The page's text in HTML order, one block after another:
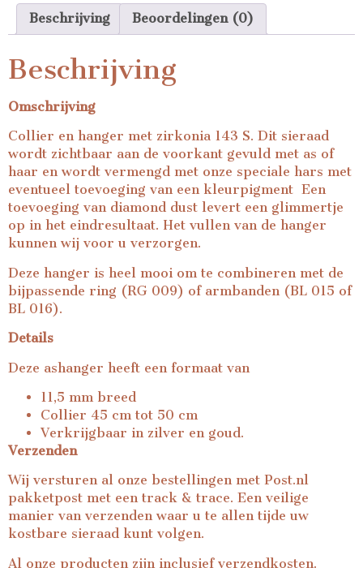
Beschrijving Beoordelingen (0)
Beschrijving
Omschrijving
Collier en hanger met zirkonia 143 S. Dit sieraad
wordt zichtbaar aan de voorkant gevuld met as of
haar en wordt vermengd met onze speciale hars met
eventueel toevoeging van een kleurpigment Een
toevoeging van diamond dust levert een glimmertje
op in het eindresultaat. Het vullen van de hanger
kunnen wij voor u verzorgen.
Deze hanger is heel mooi om te combineren met de
bijpassende ring (RG 009) of armbanden (BL 015 of
BL 016).
Details
Deze ashanger heeft een formaat van
11,5 mm breed
Collier 45 cm tot 50 cm
Verkrijgbaar in zilver en goud.
Verzenden
Wij versturen al onze bestellingen met Post.nl
pakketpost met een track & trace. Een veilige
manier van verzenden waar u te allen tijde uw
kostbare sieraad kunt volgen.
Al onze producten zijn inclusief verzendkosten.